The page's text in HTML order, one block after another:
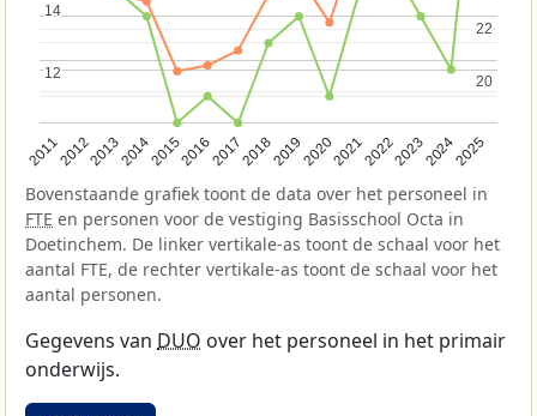
201120122013201420152016201720182019202020212022202320242025
12
12
14
14
20
20
22
22
Bovenstaande grafiek toont de data over het personeel in
FTE en personen voor de vestiging Basisschool Octa in
Doetinchem. De linker vertikale-as toont de schaal voor het
aantal FTE, de rechter vertikale-as toont de schaal voor het
aantal personen.
Gegevens van DUO over het personeel in het primair
onderwijs.